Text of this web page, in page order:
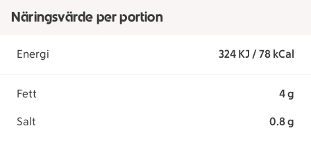
Näringsvärde per portion
Energi 324 KJ / 78 kCal
Fett 4 g
Salt 0.8 g